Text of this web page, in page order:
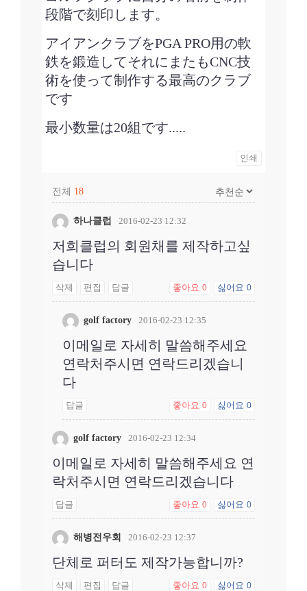
段階で刻印します。
アイアンクラブをPGA PRO用の軟
鉄を鍛造してそれにまたもCNC技
術を使って制作する最高のクラブ
です
最小数量は20組です.....
인쇄
전체 18
하나클럽 2016-02-23 12:32
저희클럽의 회원채를 제작하고싶
습니다
삭제 편집 답글 좋아요0 싫어요0
golf factory 2016-02-23 12:35
이메일로 자세히 말씀해주세요
연락처주시면 연락드리겠습니
다
답글 좋아요0 싫어요0
golf factory 2016-02-23 12:34
이메일로 자세히 말씀해주세요 연
락처주시면 연락드리겠습니다
답글 좋아요0 싫어요0
해병전우회 2016-02-23 12:37
단체로 퍼터도 제작가능합니까?
삭제 편집 답글 좋아요0 싫어요0